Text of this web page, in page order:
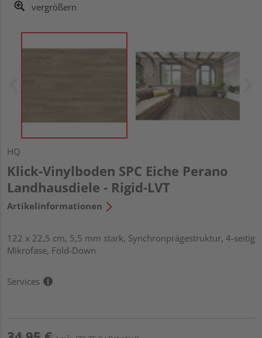
vergrößern
HQ
Klick-Vinylboden SPC Eiche Perano
Landhausdiele - Rigid-LVT
Artikelinformationen
122 x 22,5 cm, 5,5 mm stark, Synchronprägestruktur, 4-seitig
Mikrofase, Fold-Down
Services